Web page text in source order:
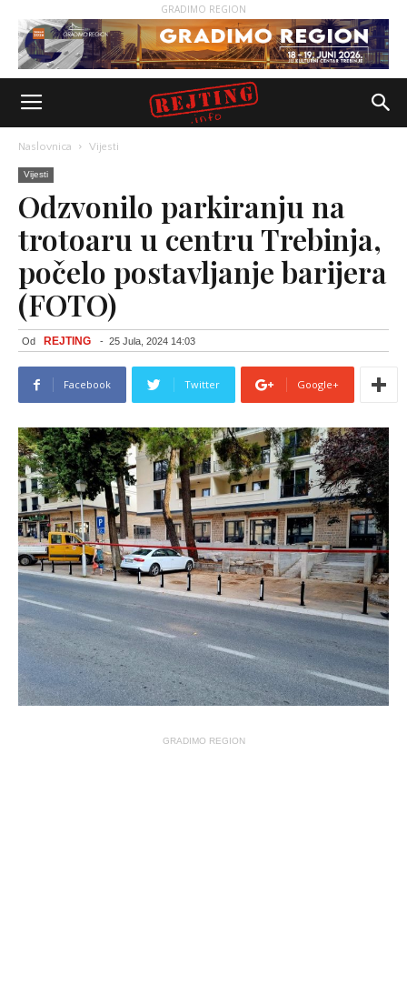
GRADIMO REGION
Naslovnica Vijesti
Vijesti
Odzvonilo parkiranju na
trotoaru u centru Trebinja,
počelo postavljanje barijera
(FOTO)
Od REJTING - 25 Jula, 2024 14:03
Facebook Twitter Google+
GRADIMO REGION